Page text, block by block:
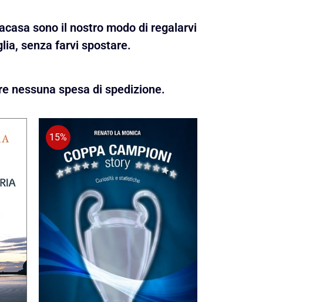
sono il nostro modo di regalarvi
senza farvi spostare.
nessuna spesa di spedizione.
15%